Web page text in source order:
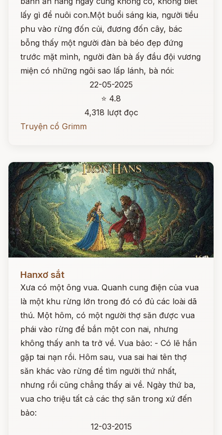
lấy gì để nuôi con.Một buổi sáng kia, người tiều
phu vào rừng đốn củi, đương đốn cây, bác
bỗng thấy một người đàn bà béo đẹp đứng
trước mặt mình, người đàn bà ấy đầu đội vương
miện có những ngôi sao lấp lánh, bà nói:
22-05-2025
⭐ 4.8
4,318 lượt đọc
Truyện cổ Grimm
Hanxơ sắt
Xưa có một ông vua. Quanh cung điện của vua
là một khu rừng lớn trong đó có đủ các loài dã
thú. Một hôm, có một người thợ săn được vua
phái vào rừng để bắn một con nai, nhưng
không thấy anh ta trở về. Vua bảo: - Có lẽ hắn
gặp tai nạn rồi. Hôm sau, vua sai hai tên thợ
săn khác vào rừng để tìm người thứ nhất,
nhưng rồi cũng chẳng thấy ai về. Ngày thứ ba,
vua cho triệu tất cả các thợ săn trong xứ đến
bảo:
12-03-2015